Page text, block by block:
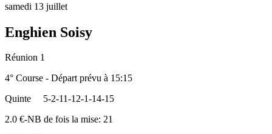
samedi 13 juillet
Enghien Soisy
Réunion 1
4° Course - Départ prévu à 15:15
Quinte
5-2-11-12-1-14-15
2.0 €-NB de fois la mise: 21